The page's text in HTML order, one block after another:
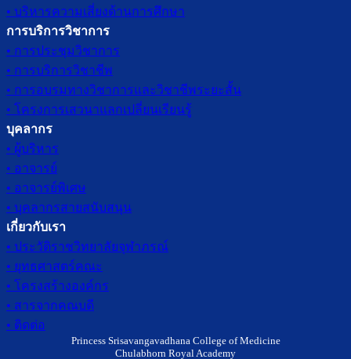
• บริหารความเสี่ยงด้านการศึกษา
การบริการวิชาการ
• การประชุมวิชาการ
• การบริการวิชาชีพ
• การอบรมทางวิชาการและวิชาชีพระยะสั้น
• โครงการเสวนาแลกเปลี่ยนเรียนรู้
บุคลากร
• ผู้บริหาร
• อาจารย์
• อาจารย์พิเศษ
• บุคลากรสายสนับสนุน
เกี่ยวกับเรา
• ประวัติราชวิทยาลัยจุฬาภรณ์
• ยุทธศาสตร์คณะ
• โครงสร้างองค์กร
• สารจากคณบดี
• ติดต่อ
Princess Srisavangavadhana College of Medicine
Chulabhorn Royal Academy